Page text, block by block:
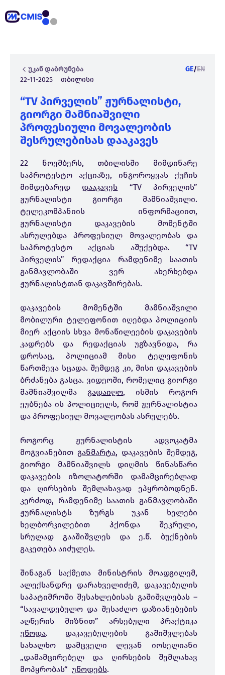
უკან დაბრუნება GE/EN
22-11-2025
თბილისი
“TV პირველის” ჟურნალისტი,
გიორგი მამნიაშვილი
პროფესიული მოვალეობის
შესრულებისას დააკავეს
22 ნოემბერს, თბილისში მიმდინარე
საპროტესტო აქციაზე, ინგოროყვას ქუჩის
მიმდებარედ დააკავეს “TV პირველის”
ჟურნალისტი გიორგი მამნიაშვილი.
ტელეკომპანიის ინფორმაციით,
ჟურნალისტი დაკავების მომენტში
ასრულებდა პროფესიულ მოვალეობას და
საპროტესტო აქციას აშუქებდა. “TV
პირველის” რედაქცია რამდენიმე საათის
განმავლობაში ვერ ახერხებდა
ჟურნალისტთან დაკავშირებას.
დაკავების მომენტში მამნიაშვილი
მობილური ტელეფონით იღებდა პოლიციის
მიერ აქციის სხვა მონაწილეების დაკავების
კადრებს და რედაქციას უგზავნიდა, რა
დროსაც, პოლიციამ მისი ტელეფონის
წართმევა სცადა. შემდეგ კი, მისი დაკავების
ბრძანება გასცა. ვიდეოში, რომელიც გიორგი
მამნიაშვილმა გადაიღო, ისმის როგორ
ეუბნება ის პოლიციელს, რომ ჟურნალისტია
და პროფესიულ მოვალეობას ასრულებს.
როგორც ჟურნალისტის ადვოკატმა
მოგვიანებით განმარტა, დაკავების შემდეგ,
გიორგი მამნიაშვილს დიღმის წინასწარი
დაკავების იზოლატორში დამამცირებლად
და ღირსების შემლახავად ეპყრობოდნენ.
კერძოდ, რამდენიმე საათის განმავლობაში
ჟურნალისტს ზურგს უკან ხელები
ხელბორკილებით ჰქონდა შეკრული,
სრულად გააშიშვლეს და ე.წ. ბუქნების
გაკეთება აიძულეს.
შინაგან საქმეთა მინისტრის მოადგილემ,
ალექსანდრე დარახველიძემ, დაკავებულის
საპატიმროში შესახლებისას გაშიშვლებას –
“სავალდებულო და შესაძლო დაზიანებების
აღწერის მიზნით” არსებული პრაქტიკა
უწოდა. დაკავებულების გაშიშვლებას
სახალხო დამცველი ლევან იოსელიანი
„დამამცირებელ და ღირსების შემლახავ
მოპყრობას“ უწოდებს.